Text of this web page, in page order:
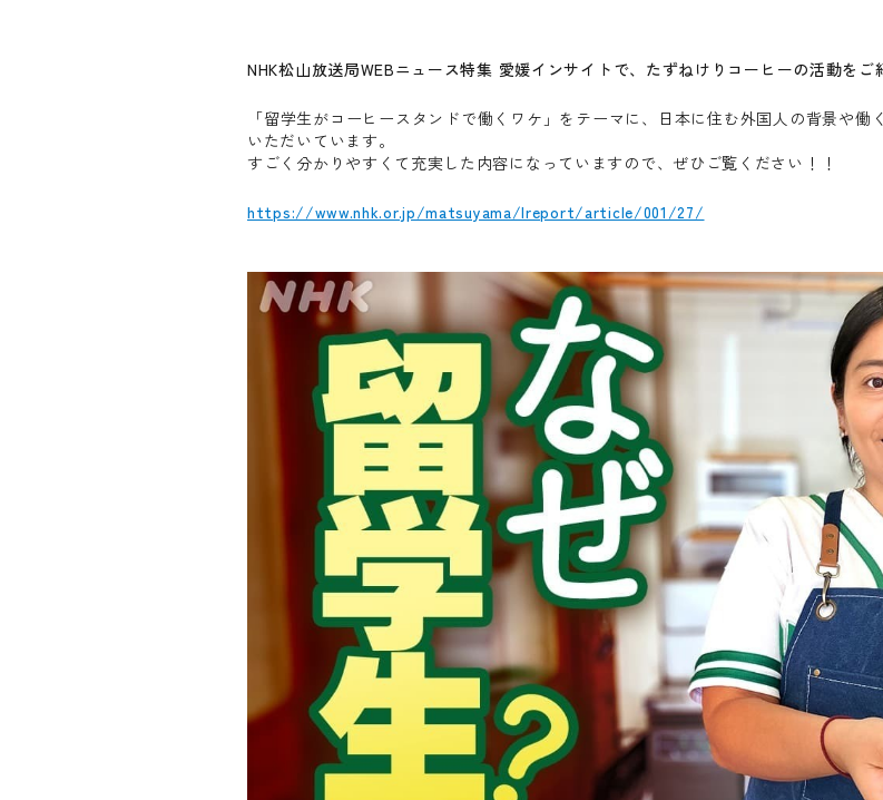
NHK松山放送局WEBニュース特集 愛媛インサイトで、たずねけりコーヒーの活動をご
「留学生がコーヒースタンドで働くワケ」をテーマに、日本に住む外国人の背景や
いただいています。
すごく分かりやすくて充実した内容になっていますので、ぜひご覧ください！！
https://www.nhk.or.jp/matsuyama/lreport/article/001/27/